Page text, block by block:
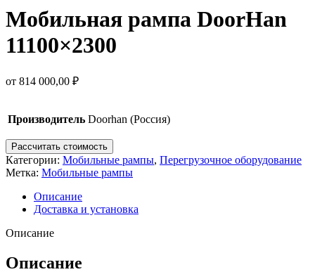
Мобильная рампа DoorHan
11100×2300
от 814 000,00 ₽
Производитель Doorhan (Россия)
Рассчитать стоимость
Категории: Мобильные рампы, Перегрузочное оборудование
Метка: Мобильные рампы
Описание
Доставка и установка
Описание
Описание